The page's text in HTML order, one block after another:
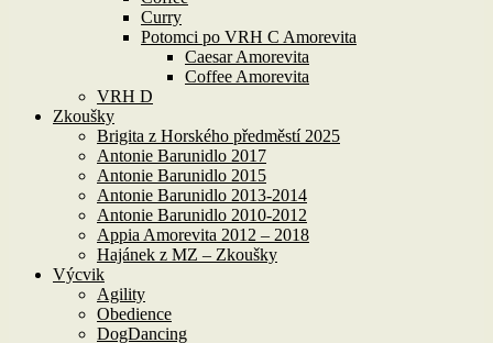
Curry
Potomci po VRH C Amorevita
Caesar Amorevita
Coffee Amorevita
VRH D
Zkoušky
Brigita z Horského předměstí 2025
Antonie Barunidlo 2017
Antonie Barunidlo 2015
Antonie Barunidlo 2013-2014
Antonie Barunidlo 2010-2012
Appia Amorevita 2012 – 2018
Hajánek z MZ – Zkoušky
Výcvik
Agility
Obedience
DogDancing